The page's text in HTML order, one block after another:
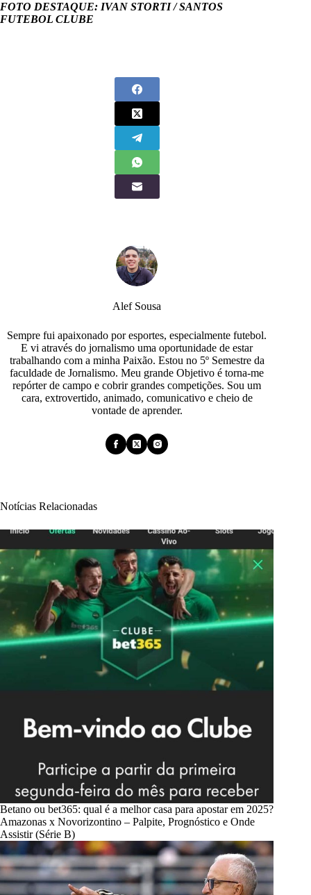
FOTO DESTAQUE: IVAN STORTI / SANTOS
FUTEBOL CLUBE
Alef Sousa
Sempre fui apaixonado por esportes, especialmente futebol.
E vi através do jornalismo uma oportunidade de estar
trabalhando com a minha Paixão. Estou no 5º Semestre da
faculdade de Jornalismo. Meu grande Objetivo é torna-me
repórter de campo e cobrir grandes competições. Sou um
cara, extrovertido, animado, comunicativo e cheio de
vontade de aprender.
Notícias Relacionadas
Betano ou bet365: qual é a melhor casa para apostar em 2025?
Amazonas x Novorizontino – Palpite, Prognóstico e Onde
Assistir (Série B)